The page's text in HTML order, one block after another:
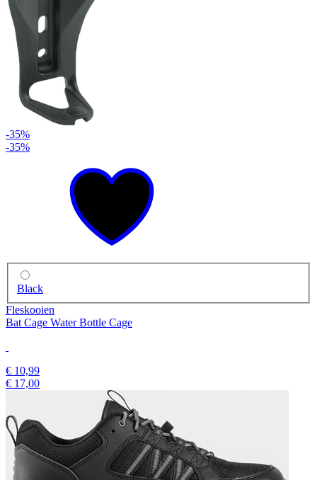
-35%
-35%
Black
Fleskooien
Bat Cage Water Bottle Cage
€ 10,99
€ 17,00